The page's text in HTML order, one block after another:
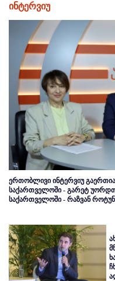
ინტერვიუ
ერთობლივი ინტერვიუ
საქართველოში - გარეტ
საქართველოში - რაზვან